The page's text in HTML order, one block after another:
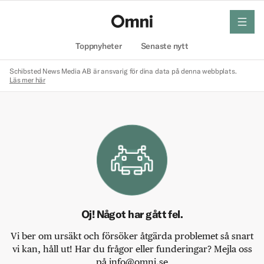
Toppnyheter Senaste nytt
meny
Schibsted News Media AB är ansvarig för dina data på denna webbplats.
Läs mer här
Oj! Något har gått fel.
Vi ber om ursäkt och försöker åtgärda problemet så snart
vi kan, håll ut! Har du frågor eller funderingar? Mejla oss